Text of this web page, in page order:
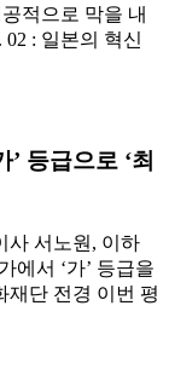
적으로 막을 내
02 : 일본의 혁신
등급으로 ‘최
사 서노원, 이하
에서 ‘가’ 등급을
재단 전경 이번 평